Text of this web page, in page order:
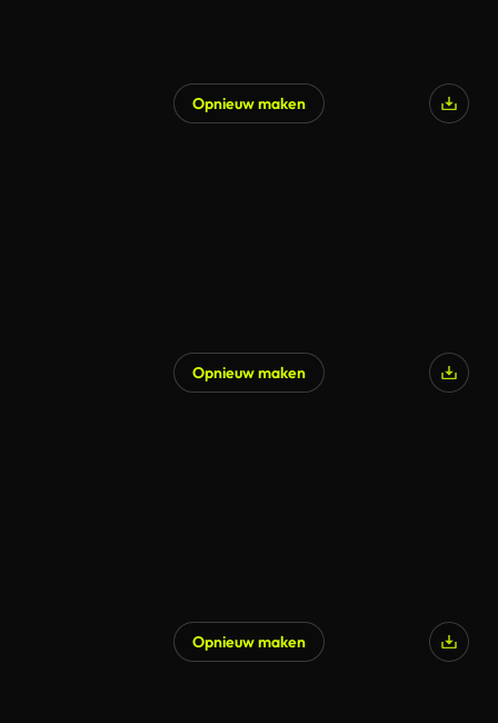
Opnieuw maken
Opnieuw maken
Opnieuw maken